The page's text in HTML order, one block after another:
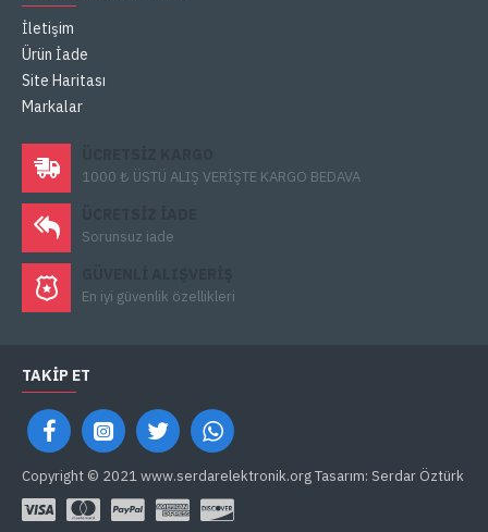
İletişim
Ürün İade
Site Haritası
Markalar
1000 ₺ ÜSTÜ ALIŞ VERİŞTE KARGO BEDAVA
Sorunsuz iade
En iyi güvenlik özellikleri
TAKIP ET
Copyright © 2021 www.serdarelektronik.org Tasarım: Serdar Öztürk